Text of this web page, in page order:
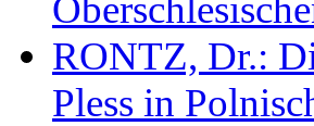
RONTZ, Dr.:
Pless in